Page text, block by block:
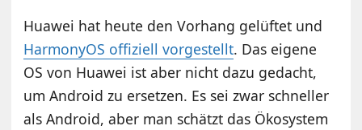
Huawei hat heute den Vorhang gelüftet und
HarmonyOS offiziell vorgestellt. Das eigene
OS von Huawei ist aber nicht dazu gedacht,
um Android zu ersetzen. Es sei zwar schneller
als Android, aber man schätzt das Ökosystem